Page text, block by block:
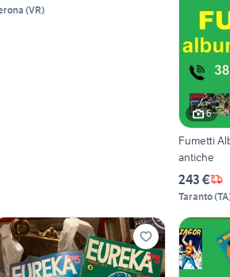
(VR)
6
Fumetti
antiche
243 €
Taranto(TA